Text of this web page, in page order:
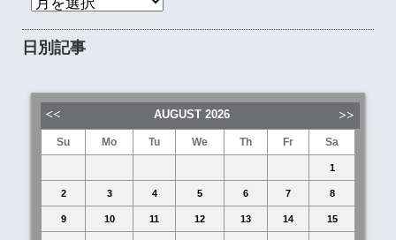
日別記事
AUGUST 2026
Su Mo Tu We Th Fr Sa
1
2 3 4 5 6 7 8
9 10 11 12 13 14 15